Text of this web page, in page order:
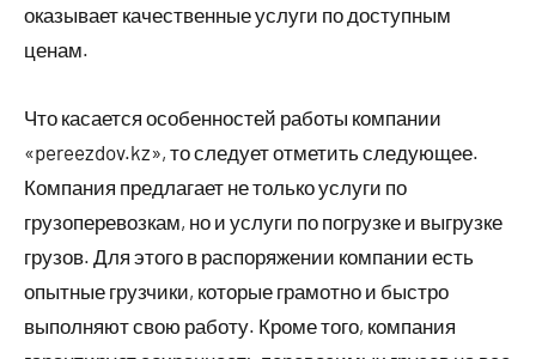
оказывает качественные услуги по доступным
ценам.
Что касается особенностей работы компании
«pereezdov.kz», то следует отметить следующее.
Компания предлагает не только услуги по
грузоперевозкам, но и услуги по погрузке и выгрузке
грузов. Для этого в распоряжении компании есть
опытные грузчики, которые грамотно и быстро
выполняют свою работу. Кроме того, компания